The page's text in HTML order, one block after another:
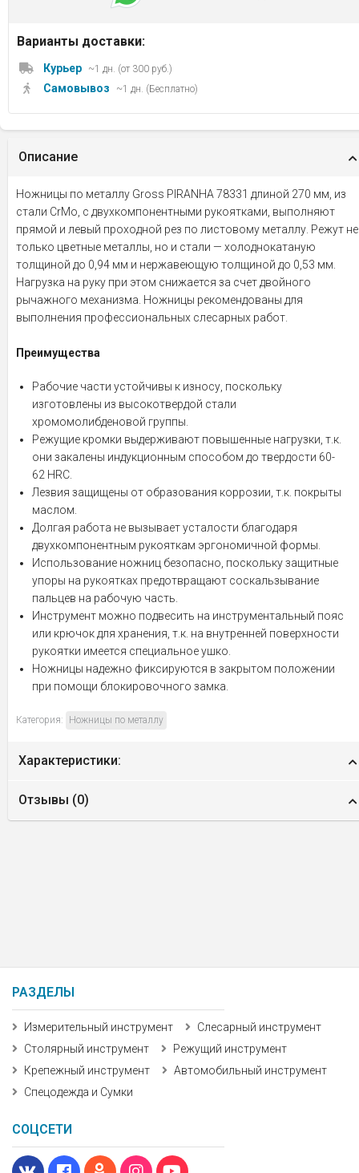
Варианты доставки:
Курьер ~1 дн. (от 300 руб.)
Самовывоз ~1 дн. (Бесплатно)
Описание
Ножницы по металлу Gross PIRANHA 78331 длиной 270 мм, из
стали CrMo, с двухкомпонентными рукоятками, выполняют
прямой и левый проходной рез по листовому металлу. Режут не
только цветные металлы, но и стали — холоднокатаную
толщиной до 0,94 мм и нержавеющую толщиной до 0,53 мм.
Нагрузка на руку при этом снижается за счет двойного
рычажного механизма. Ножницы рекомендованы для
выполнения профессиональных слесарных работ.
Преимущества
Рабочие части устойчивы к износу, поскольку
изготовлены из высокотвердой стали
хромомолибденовой группы.
Режущие кромки выдерживают повышенные нагрузки, т.к.
они закалены индукционным способом до твердости 60-
62 HRC.
Лезвия защищены от образования коррозии, т.к. покрыты
маслом.
Долгая работа не вызывает усталости благодаря
двухкомпонентным рукояткам эргономичной формы.
Использование ножниц безопасно, поскольку защитные
упоры на рукоятках предотвращают соскальзывание
пальцев на рабочую часть.
Инструмент можно подвесить на инструментальный пояс
или крючок для хранения, т.к. на внутренней поверхности
рукоятки имеется специальное ушко.
Ножницы надежно фиксируются в закрытом положении
при помощи блокировочного замка.
Категория: Ножницы по металлу
Характеристики:
Отзывы (0)
РАЗДЕЛЫ
Измерительный инструмент
Слесарный инструмент
Столярный инструмент
Режущий инструмент
Крепежный инструмент
Автомобильный инструмент
Спецодежда и Сумки
СОЦСЕТИ